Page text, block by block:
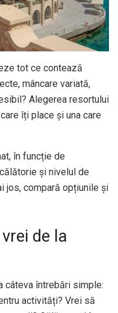
tot ce contează
mâncare variată,
Alegerea resortului
îți place și una care
în funcție de
și nivelul de
jos, compară opțiunile și
de la
câteva întrebări simple:
activități? Vrei să